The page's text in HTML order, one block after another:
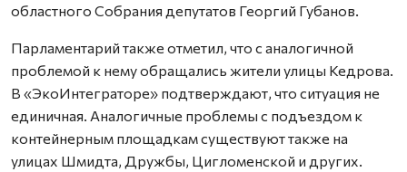
областного Собрания депутатов Георгий Губанов.
Парламентарий также отметил, что с аналогичной
проблемой к нему обращались жители улицы Кедрова.
В «ЭкоИнтеграторе» подтверждают, что ситуация не
единичная. Аналогичные проблемы с подъездом к
контейнерным площадкам существуют также на
улицах Шмидта, Дружбы, Цигломенской и других.